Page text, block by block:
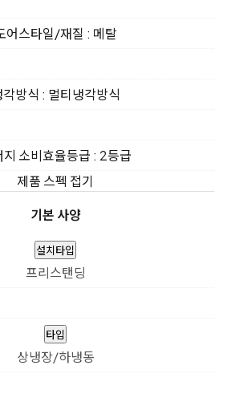
어스타일/재질 : 메탈
각방식 : 멀티냉각방식
지 소비효율등급 : 2등급
제품 스펙 접기
기본 사양
설치타입
프리스탠딩
타입
상냉장/하냉동